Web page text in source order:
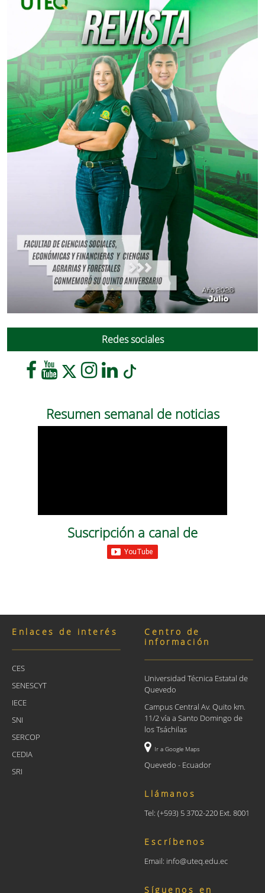
Redes sociales
Resumen semanal de noticias
Suscripción a canal de
Enlaces de interés
CES
SENESCYT
IECE
SNI
SERCOP
CEDIA
SRI
Centro de
información
Universidad Técnica Estatal de
Quevedo
Campus Central Av. Quito km.
11/2 vía a Santo Domingo de
los Tsáchilas
Ir a Google Maps
Quevedo - Ecuador
Llámanos
Tel: (+593) 5 3702-220 Ext. 8001
Escríbenos
Email: info@uteq.edu.ec
Síguenos en